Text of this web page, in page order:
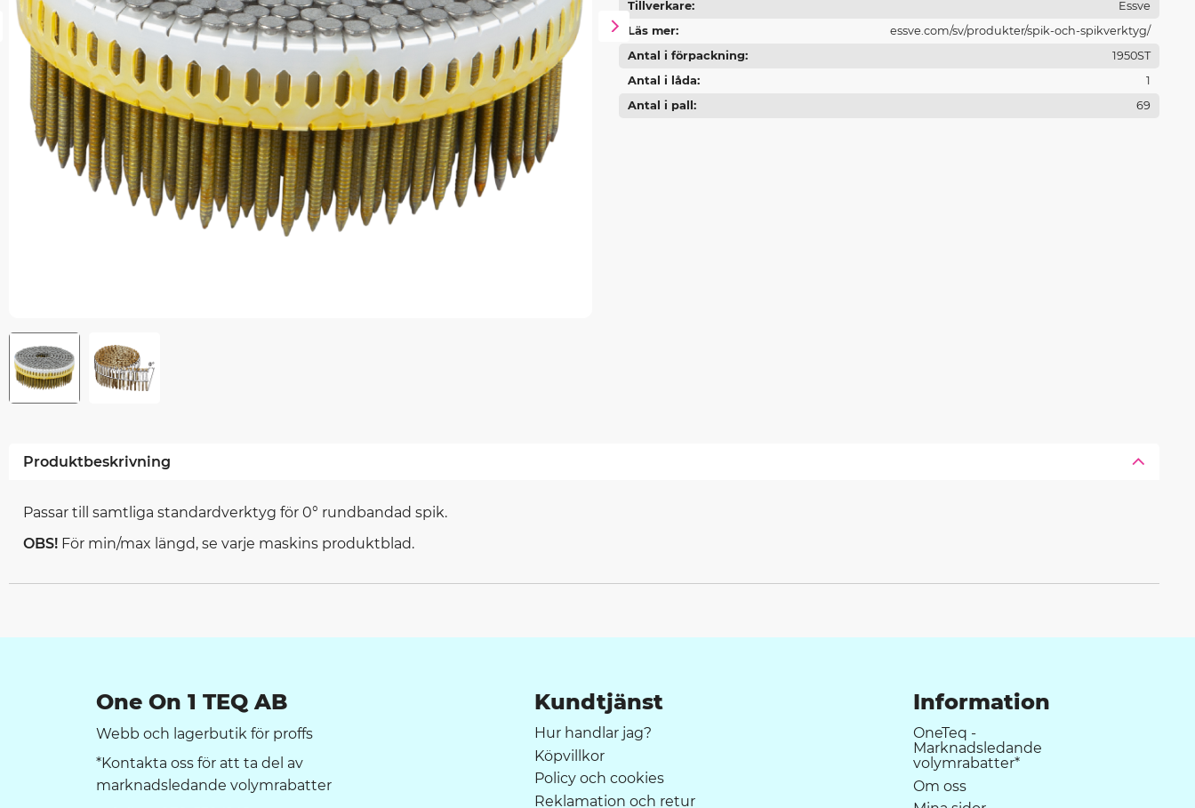
Tillverkare
Essve
Läs mer
essve.com/sv/produkter/spik-och-spikverktyg/
Antal i förpackning
1950ST
Antal i låda
1
Antal i pall
69
Produktbeskrivning
Passar till samtliga standardverktyg för 0° rundbandad spik.
OBS! För min/max längd, se varje maskins produktblad.
One On 1 TEQ AB
Webb och lagerbutik för proffs
*Kontakta oss för att ta del av
marknadsledande volymrabatter
Kundtjänst
Hur handlar jag?
Köpvillkor
Policy och cookies
Reklamation och retur
Information
OneTeq -
Marknadsledande
volymrabatter*
Om oss